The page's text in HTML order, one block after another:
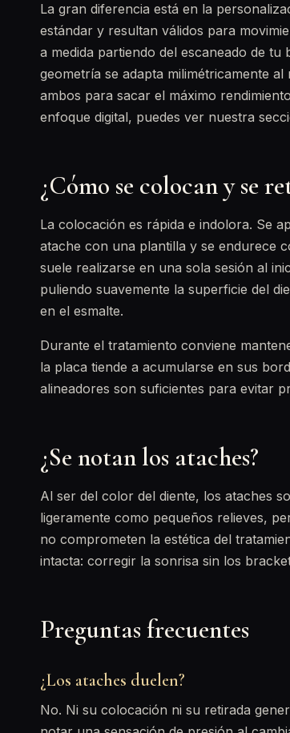
La gran diferencia está en la
estándar y resultan válidos para
a medida partiendo del escaneado de
geometría se adapta milimétricamente
ambos para sacar el máximo
enfoque digital, puedes ver nuestra
¿Cómo se colocan y se
La colocación es rápida e indolora. Se
atache con una plantilla y se endurece
suele realizarse en una sola sesión al
puliendo suavemente la superficie del
en el esmalte.
Durante el tratamiento conviene
la placa tiende a acumularse en sus
alineadores son suficientes para evitar
¿Se notan los ataches?
Al ser del color del diente, los ataches
ligeramente como pequeños relieves,
no comprometen la estética del
intacta: corregir la sonrisa sin los
Preguntas frecuentes
¿Los ataches duelen?
No. Ni su colocación ni su retirada